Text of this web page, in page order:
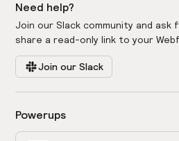
Need help?
Join our Slack community and ask
share a read-only link to your
Join our Slack
Powerups